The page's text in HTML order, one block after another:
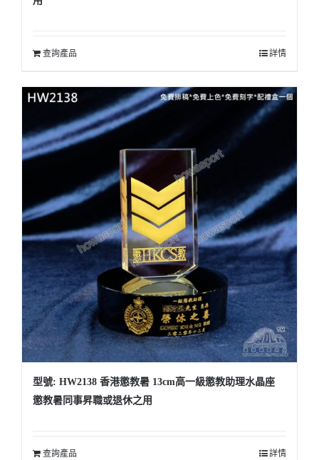
查詢產品 詳情
型號: HW2138 香港懲教暑 13cm高一級懲教助理水晶座
懲教暑同事昇職或退休之用
查詢產品 詳情